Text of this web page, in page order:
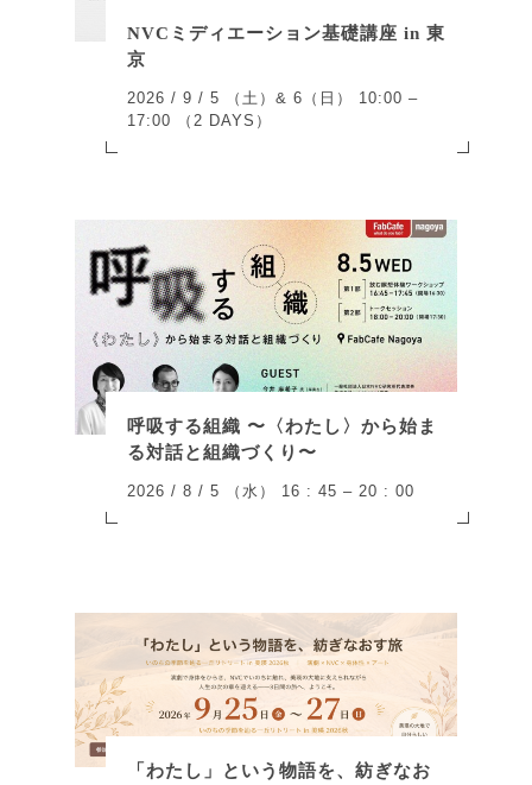
NVCミディエーション基礎講座 in 東
京
2026 / 9 / 5 （土）& 6（日） 10:00 –
17:00 （2 DAYS）
呼吸する組織 〜〈わたし〉から始ま
る対話と組織づくり〜
2026 / 8 / 5 （水） 16 : 45 – 20 : 00
「わたし」という物語を、紡ぎなお